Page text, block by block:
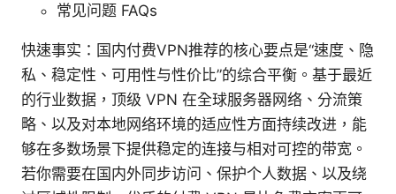
常见问题 FAQs
快速事实：国内付费VPN推荐的核心要点是“速度、隐
私、稳定性、可用性与性价比”的综合平衡。基于最近
的行业数据，顶级 VPN 在全球服务器网络、分流策
略、以及对本地网络环境的适应性方面持续改进，能
够在多数场景下提供稳定的连接与相对可控的带宽。
若你需要在国内外同步访问、保护个人数据、以及绕